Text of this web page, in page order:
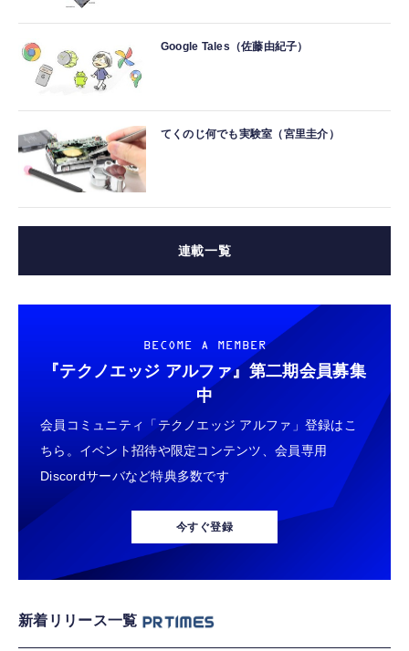
Google Tales（佐藤由紀子）
てくのじ何でも実験室（宮里圭介）
連載一覧
BECOME A MEMBER
『テクノエッジ アルファ』 第二期会員募集
中
会員コミュニティ「テクノエッジ アルファ」登録はこ
ちら。イベント招待や限定コンテンツ、会員専用
Discordサーバなど特典多数です
今すぐ登録
新着リリース一覧